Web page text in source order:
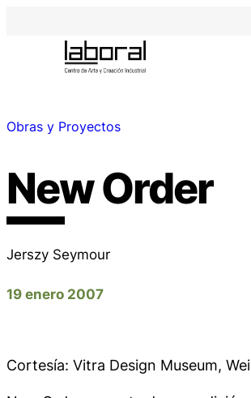
Obras y Proyectos
New Order
Jerszy Seymour
19 enero 2007
Cortesía: Vitra Design Museum,